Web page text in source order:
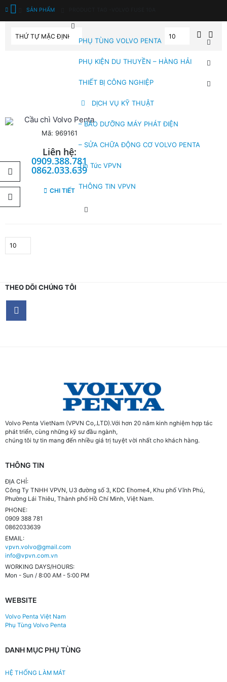
PHỤ TÙNG VOLVO PENTA
PHỤ KIỆN DU THUYỀN – HÀNG HẢI
THIẾT BỊ CÔNG NGHIỆP
DỊCH VỤ KỸ THUẬT
– BẢO DƯỠNG MÁY PHÁT ĐIỆN
– SỬA CHỮA ĐỘNG CƠ VOLVO PENTA
Tin Tức VPVN
THÔNG TIN VPVN
SẢN PHẨM
Cầu chì Volvo Penta
Mã: 969161
Liên hệ:
0909.388.781
0862.033.639
CHI TIẾT
THEO DÕI CHÚNG TÔI
Volvo Penta VietNam (VPVN Co,.LTD).Với hơn 20 năm kinh nghiệm hợp tác
phát triển, cùng những kỹ sư đầu ngành,
chúng tôi tự tin mang đến nhiều giá trị tuyệt vời nhất cho khách hàng.
THÔNG TIN
ĐỊA CHỈ:
Công Ty TNHH VPVN, U3 đường số 3, KDC Ehome4, Khu phố Vĩnh Phú,
Phường Lái Thiêu, Thành phố Hồ Chí Minh, Việt Nam.
PHONE:
0909 388 781
0862033639
EMAIL:
vpvn.volvo@gmail.com
info@vpvn.com.vn
WORKING DAYS/HOURS:
Mon - Sun / 8:00 AM - 5:00 PM
WEBSITE
Volvo Penta Việt Nam
Phụ Tùng Volvo Penta
DANH MỤC PHỤ TÙNG
HỆ THỐNG LÀM MÁT